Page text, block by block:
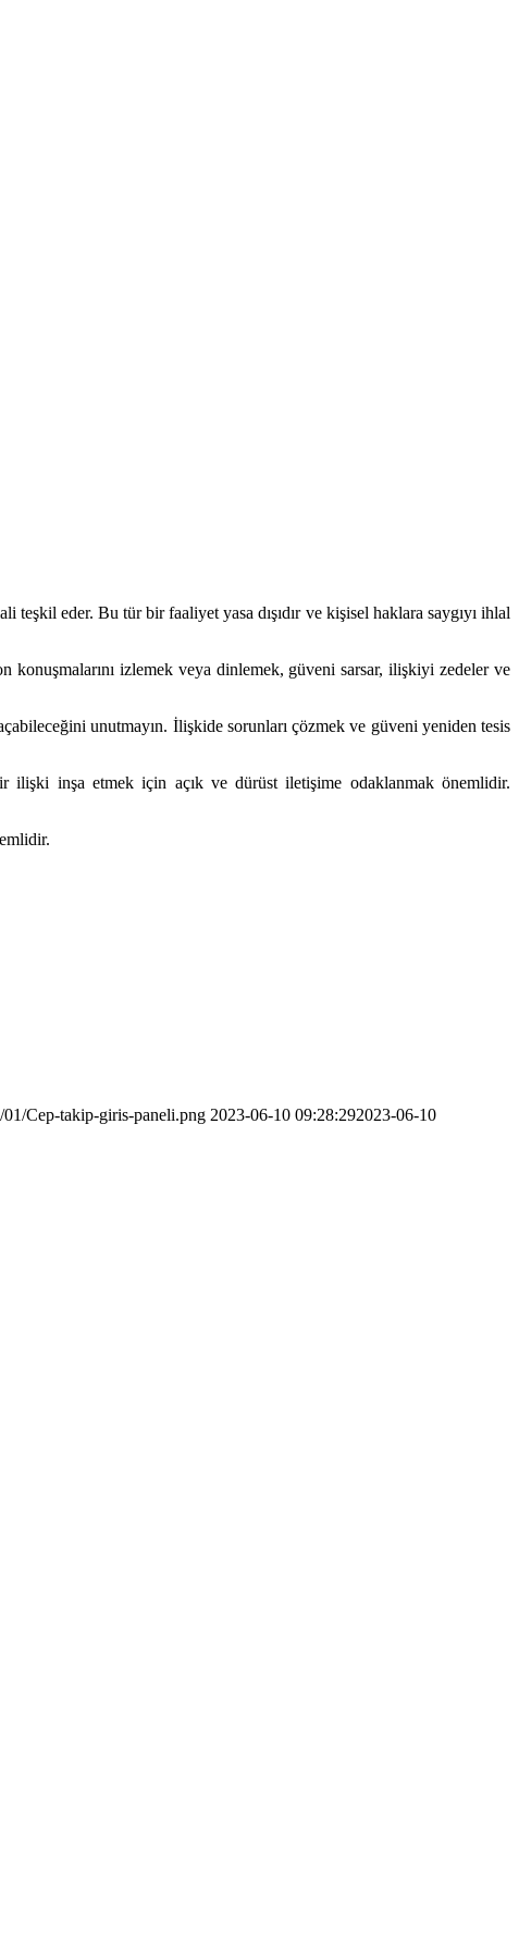
eder. Bu tür bir faaliyet yasa dışıdır ve kişisel haklara saygıyı ihlal
konuşmalarını izlemek veya dinlemek, güveni sarsar, ilişkiyi zedeler ve
unutmayın. İlişkide sorunları çözmek ve güveni yeniden tesis
ilişki inşa etmek için açık ve dürüst iletişime odaklanmak önemlidir.
Cep-takip-giris-paneli.png 2023-06-10 09:28:292023-06-10